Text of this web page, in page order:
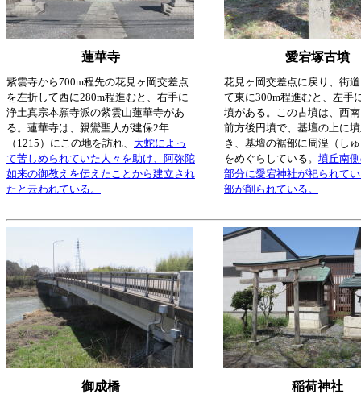
蓮華寺 愛宕塚古墳
紫雲寺から700m程先の花見ヶ岡交差点
を左折して西に280m程進むと、右手に
浄土真宗本願寺派の紫雲山蓮華寺があ
る。蓮華寺は、親鸞聖人が建保2年
（1215）にこの地を訪れ、 大蛇によっ
て苦しめられていた人々を助け、阿弥陀
如来の御教えを伝えたことから建立され
たと云われている。
花見ヶ岡交差点に戻り、街
て東に300m程進むと、左手
墳がある。この古墳は、西
前方後円墳で、基壇の上に
き、基壇の裾部に周湟（し
をめぐらしている。 墳丘南
部分に愛宕神社が祀られて
部が削られている。
御成橋 稲荷神社